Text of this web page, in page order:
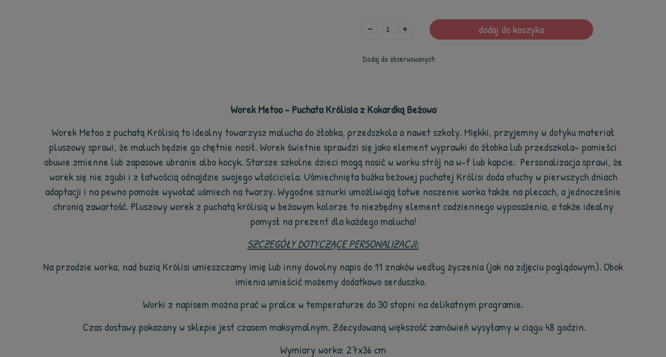
dodaj do koszyka
Dodaj do obserwowanych
Worek Metoo - Puchata Królisia z Kokardką Beżowa
Worek Metoo z puchatą Królisią to idealny towarzysz malucha do żłobka, przedszkola a nawet szkoły. Miękki, przyjemny w dotyku materiał
pluszowy sprawi, że maluch będzie go chętnie nosił. Worek świetnie sprawdzi się jako element wyprawki do żłobka lub przedszkola– pomieści
obuwie zmienne lub zapasowe ubranie albo kocyk. Starsze szkolne dzieci mogą nosić w worku strój na w-f lub kapcie. Personalizacja sprawi, że
worek się nie zgubi i z łatwością odnajdzie swojego właściciela. Uśmiechnięta buźka beżowej puchatej Królisi doda otuchy w pierwszych dniach
adaptacji i na pewno pomoże wywołać uśmiech na twarzy. Wygodne sznurki umożliwiają łatwe noszenie worka także na plecach, a jednocześnie
chronią zawartość. Pluszowy worek z puchatą królisią w beżowym kolorze to niezbędny element codziennego wyposażenia, a także idealny
pomysł na prezent dla każdego malucha!
SZCZEGÓŁY DOTYCZĄCE PERSONALIZACJI:
Na przodzie worka, nad buzią Królisi umieszczamy imię lub inny dowolny napis do 11 znaków według życzenia (jak na zdjęciu poglądowym). Obok
imienia umieścić możemy dodatkowo serduszko.
Worki z napisem można prać w pralce w temperaturze do 30 stopni na delikatnym programie.
Czas dostawy pokazany w sklepie jest czasem maksymalnym. Zdecydowaną większość zamówień wysyłamy w ciągu 48 godzin.
Wymiary worka: 27x36 cm